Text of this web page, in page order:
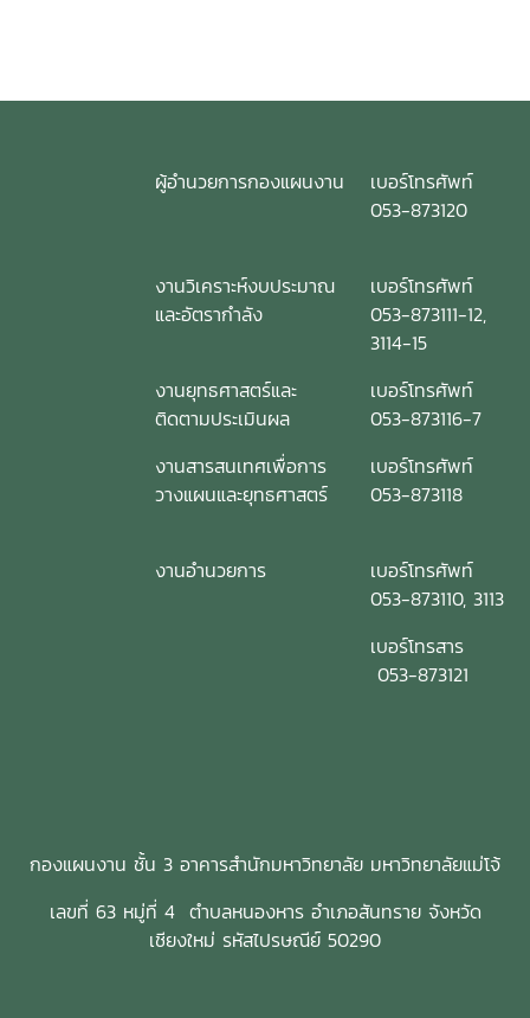
ผู้อำนวยการกองแผนงาน
เบอร์โทรศัพท์
053-873120
งานวิเคราะห์งบประมาณ
และอัตรากำลัง
เบอร์โทรศัพท์
053-873111-12,
3114-15
งานยุทธศาสตร์และ
ติดตามประเมินผล
เบอร์โทรศัพท์
053-873116-7
งานสารสนเทศเพื่อการ
วางแผนและยุทธศาสตร์
เบอร์โทรศัพท์
053-873118
งานอำนวยการ
เบอร์โทรศัพท์
053-873110, 3113
เบอร์โทรสาร
053-873121
กองแผนงาน ชั้น 3 อาคารสำนักมหาวิทยาลัย มหาวิทยาลัยแม่โจ้
เลขที่ 63 หมู่ที่ 4 ตำบลหนองหาร อำเภอสันทราย จังหวัด
เชียงใหม่ รหัสไปรษณีย์ 50290